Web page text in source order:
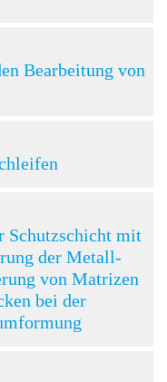
Bearbeitung von
Schutzschicht mit
der Metall-
von Matrizen
bei der